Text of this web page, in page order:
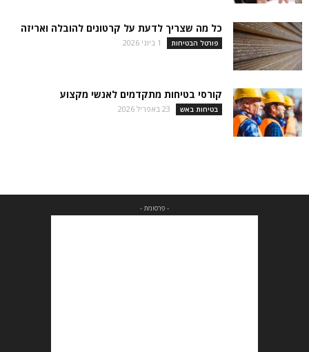
כל מה שצריך לדעת על קרטונים להובלה ואריזה
פורטל הבטיחות 1 ביוני 2026
קורסי בטיחות מתקדמים לאנשי מקצוע
בטיחות באש 23 באפריל 2026
- פרסומת -